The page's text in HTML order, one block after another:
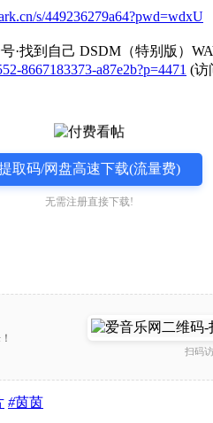
s/449236279a64?pwd=wdxU
·找到自己 DSDM（特别版）
8667183373-a87e2b?p=4471 (访
取码/网盘高速下载(流量费)
无需注册直接下载!
扫码
#茵茵